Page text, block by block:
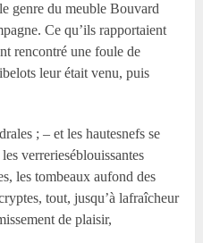
genre du meuble Bouvard
Ce qu’ils rapportaient
rencontré une foule de
leur était venu, puis
; – et les hautesnefs se
verrerieséblouissantes
les tombeaux aufond des
tout, jusqu’à lafraîcheur
de plaisir,